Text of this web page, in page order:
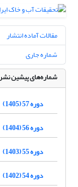
مقالات آماده انتشار
شماره جاری
شماره‌های پیشین
دوره 57 (1405)
دوره 56 (1404)
دوره 55 (1403)
دوره 54 (1402)